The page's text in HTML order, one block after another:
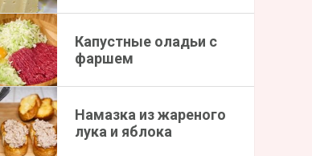
Капустные оладьи с
фаршем
Намазка из жареного
лука и яблока